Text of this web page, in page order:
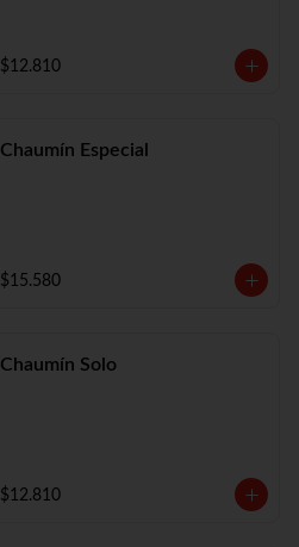
$12.810
Chaumín Especial
$15.580
Chaumín Solo
$12.810